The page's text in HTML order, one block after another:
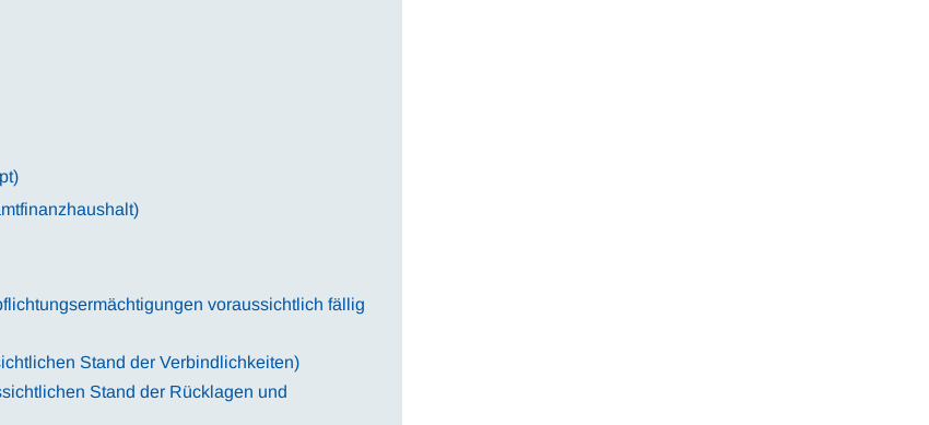
voraussichtlich fällig
Stand der Verbindlichkeiten)
Stand der Rücklagen und